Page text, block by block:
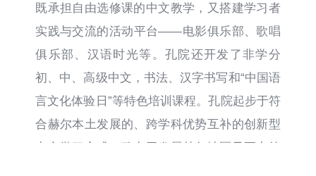
既承担自由选修课的中文教学，又搭建学习者
实践与交流的活动平台——电影俱乐部、歌唱
俱乐部、汉语时光等。孔院还开发了非学分
初、中、高级中文，书法、汉字书写和“中国语
言文化体验日”等特色培训课程。孔院起步于符
合赫尔本土发展的、跨学科优势互补的创新型
中文学习方式，致力于发展赫尔地区乃至东约